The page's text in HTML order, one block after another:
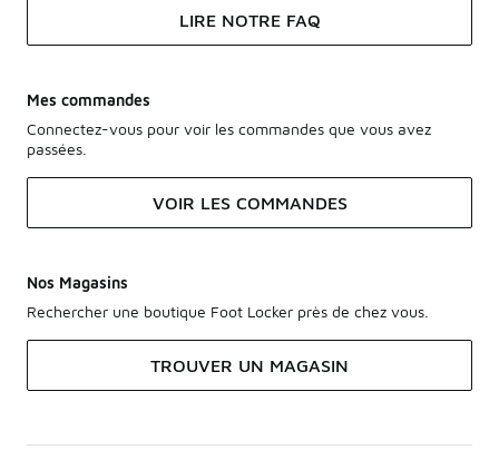
LIRE NOTRE FAQ
Mes commandes
Connectez-vous pour voir les commandes que vous avez
passées.
VOIR LES COMMANDES
Nos Magasins
Rechercher une boutique Foot Locker près de chez vous.
TROUVER UN MAGASIN